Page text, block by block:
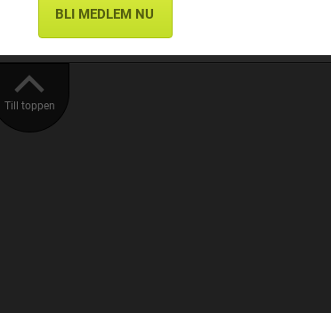
BLI MEDLEM NU
Till toppen